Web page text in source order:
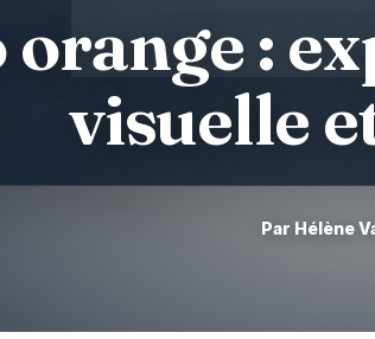
orange :
visuelle
Par Hélène